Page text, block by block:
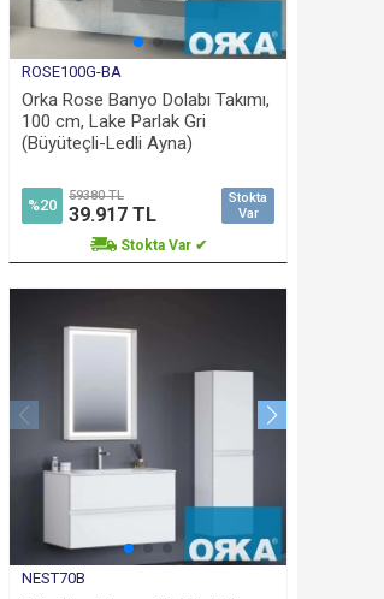
ROSE100G-BA
Orka Rose Banyo Dolabı Takımı,
100 cm, Lake Parlak Gri
(Büyüteçli-Ledli Ayna)
%20
Stokta
Var
59380 TL
39.917 TL
Stokta Var ✔
NEST70B